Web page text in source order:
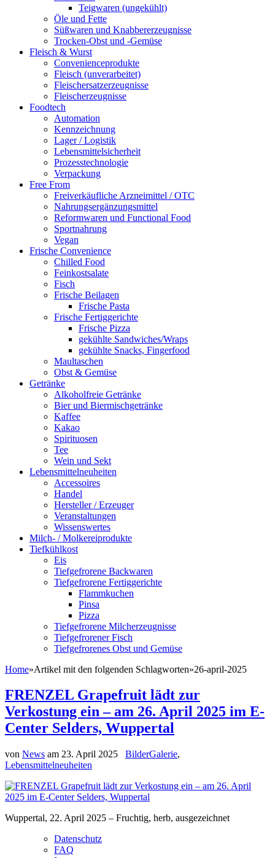
Teigwaren (ungekühlt)
Öle und Fette
Süßwaren und Knabbererzeugnisse
Trocken-Obst und -Gemüse
Fleisch & Wurst
Convenienceprodukte
Fleisch (unverarbeitet)
Fleischersatzerzeugnisse
Fleischerzeugnisse
Foodtech
Automation
Kennzeichnung
Lager / Logistik
Lebensmittelsicherheit
Prozesstechnologie
Verpackung
Free From
Freiverkäufliche Arzneimittel / OTC
Nahrungsergänzungsmittel
Reformwaren und Functional Food
Sportnahrung
Vegan
Frische Convenience
Chilled Food
Feinkostsalate
Fisch
Frische Beilagen
Frische Pasta
Frische Fertiggerichte
Frische Pizza
gekühlte Sandwiches/Wraps
gekühlte Snacks, Fingerfood
Maultaschen
Obst & Gemüse
Getränke
Alkoholfreie Getränke
Bier und Biermischgetränke
Kaffee
Kakao
Spirituosen
Tee
Wein und Sekt
Lebensmittelneuheiten
Accessoires
Handel
Hersteller / Erzeuger
Veranstaltungen
Wissenswertes
Milch- / Molkereiprodukte
Tiefkühlkost
Eis
Tiefgefrorene Backwaren
Tiefgefrorene Fertiggerichte
Flammkuchen
Pinsa
Pizza
Tiefgefrorene Milcherzeugnisse
Tiefgefrorener Fisch
Tiefgefrorenes Obst und Gemüse
Home»Artikel mit den folgenden Schlagworten»26-april-2025
FRENZEL Grapefruit lädt zur
Verkostung ein – am 26. April 2025 im E-
Center Selders, Wuppertal
von News am 23. April 2025 BilderGalerie,
Lebensmittelneuheiten
Wuppertal, 22. April 2025 – Fruchtig, herb, ausgezeichnet
Datenschutz
FAQ